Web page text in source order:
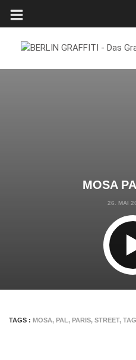
MOSA
26. MAI
TAGS : MOSA, PAL , PARIS, STREET,